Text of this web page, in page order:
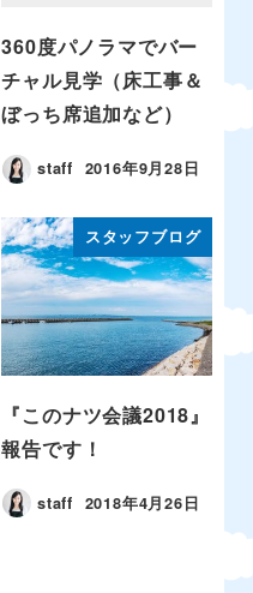
360度パノラマでバー
チャル見学（床工事＆
ぼっち席追加など）
staff 2016年9月28日
スタッフブログ
『このナツ会議2018』
報告です！
staff 2018年4月26日